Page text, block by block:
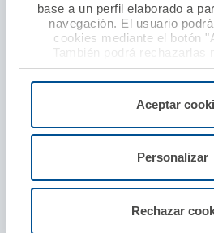
base a un perfil elaborado a
navegación. El usuario
cookies mediante el botón
También podrá rechazarlas
"Rechazar", donde se
menos las necesarias para
configurarlas usando el
Aceptar
Personalizar
Rechazar
Seguros ámbito profesional
Responsabilidad civil profesional
Establecimientos sanitarios
Defensa y protección por agresión
Seguros particulares
Seguro de coche